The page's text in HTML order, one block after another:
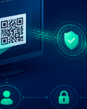
台扫码登
OAuth 架构设
入文档，包含
、回调通知的完